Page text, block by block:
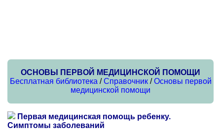
ОСНОВЫ ПЕРВОЙ МЕДИЦИНСКОЙ ПОМОЩИ
Бесплатная библиотека /Справочник/Основы первой
медицинской помощи
Первая медицинская помощь ребенку.
Симптомы заболеваний